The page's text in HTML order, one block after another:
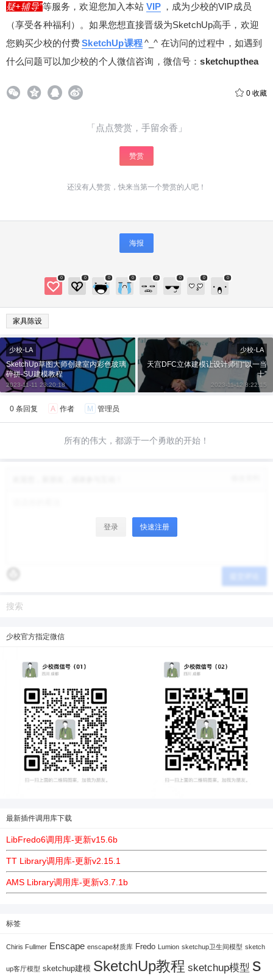
疑+辅导”等服务，欢迎您加入本站 VIP ，成为少校的VIP成员
（享受各种福利）。如果您想直接晋级为SketchUp高手，欢迎
您购买少校的付费SketchUp课程^_^ 在访问的过程中，如遇到
什么问题可以加少校的个人微信咨询，微信号：sketchupthea
0 收藏
「点点赞赏，手留余香」
赞赏
还没有人赞赏，快来当第一个赞赏的人吧！
海报
0 0 0 0 0 0 0 0
家具陈设
¥
微信支付
少校-LA
SketchUp草图大师创建室内彩色玻璃
碎拼-SU建模教程
2023-11-11 23:20:18
少校-LA
天宫DFC立体建模让设计师们“以一当
十”
2023-11-12 8:22:15
0 条回复 A 作者 M 管理员
所有的伟大，都源于一个勇敢的开始！
登录 快速注册
少校官方指定微信
最新插件调用库下载
LibFredo6调用库-更新v15.6b
TT Library调用库-更新v2.15.1
AMS Library调用库-更新v3.7.1b
标签
Chiris Fullmer Enscape enscape材质库 Fredo Lumion sketchup卫生间模型 sketch
up客厅模型 sketchup建模 SketchUp教程 sketchup模型 s
您没有权限发布内容，请购买会员或者提升权
限。
6位以上